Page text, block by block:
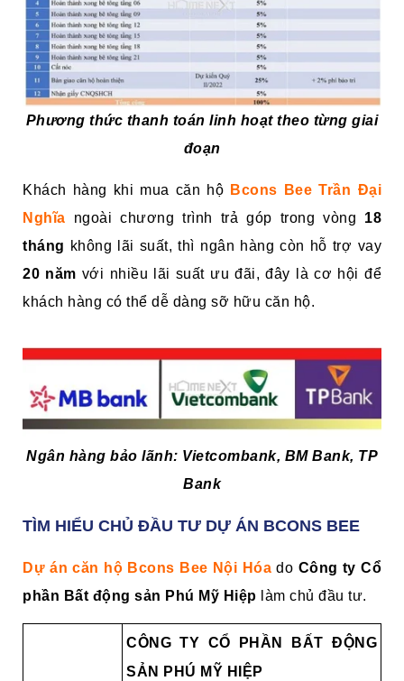
Phương thức thanh toán linh hoạt theo từng giai
đoạn
Khách hàng khi mua căn hộ Bcons Bee Trần Đại
Nghĩa ngoài chương trình trả góp trong vòng 18
tháng không lãi suất, thì ngân hàng còn hỗ trợ vay
20 năm với nhiều lãi suất ưu đãi, đây là cơ hội để
khách hàng có thể dễ dàng sỡ hữu căn hộ.
Ngân hàng bảo lãnh: Vietcombank, BM Bank, TP
Bank
TÌM HIỂU CHỦ ĐẦU TƯ DỰ ÁN BCONS BEE
Dự án căn hộ Bcons Bee Nội Hóa do Công ty Cổ
phần Bất động sản Phú Mỹ Hiệp làm chủ đầu tư.
CÔNG TY CỔ PHẦN BẤT ĐỘNG
SẢN PHÚ MỸ HIỆP